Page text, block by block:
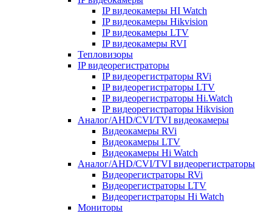
IP видеокамеры HI Watch
IP видеокамеры Hikvision
IP видеокамеры LTV
IP видеокамеры RVI
Тепловизоры
IP видеорегистраторы
IP видеорегистраторы RVi
IP видеорегистраторы LTV
IP видеорегистраторы Hi.Watch
IP видеорегистраторы Hikvision
Аналог/AHD/CVI/TVI видеокамеры
Видеокамеры RVi
Видеокамеры LTV
Видеокамеры Hi Watch
Аналог/AHD/CVI/TVI видеорегистраторы
Видеорегистраторы RVi
Видеорегистраторы LTV
Видеорегистраторы Hi Watch
Мониторы